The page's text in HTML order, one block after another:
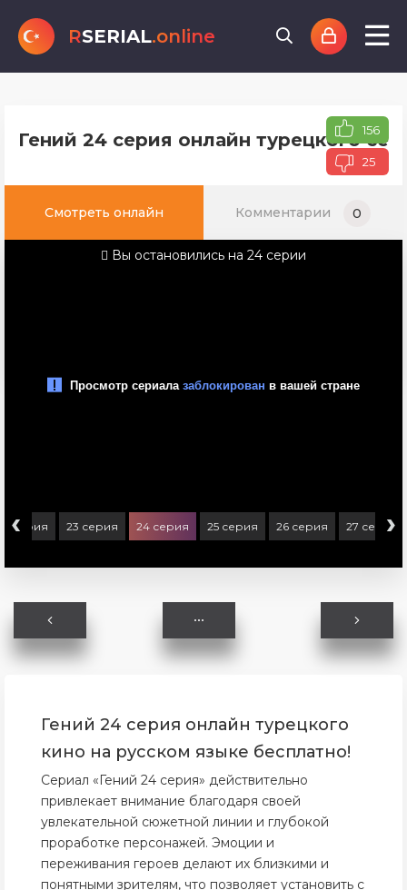
RSERIAL.online
Гений 24 серия онлайн турецкого156
25
Смотреть онлайн Комментарии 0
Вы остановились на 24 серии
‹
серия 23 серия 24 серия 25 серия 26 серия 27 серия
›
Гений 24 серия онлайн турецкого
кино на русском языке бесплатно!
Сериал «Гений 24 серия» действительно
привлекает внимание благодаря своей
увлекательной сюжетной линии и глубокой
проработке персонажей. Эмоции и
переживания героев делают их близкими и
понятными зрителям, что позволяет установить с